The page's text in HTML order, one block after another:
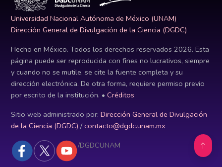
Universidad Nacional Autónoma de México (UNAM)
Dirección General de Divulgación de la Ciencia (DGDC)
Hecho en México. Todos los derechos reservados 2026. Esta
página puede ser reproducida con fines no lucrativos, siempre
y cuando no se mutile, se cite la fuente completa y su
dirección electrónica. De otra forma, requiere permiso previo
por escrito de la institución. • Créditos
Sitio web administrado por: Dirección General de Divulgación
de la Ciencia (DGDC) / contacto@dgdc.unam.mx
/DGDCUNAM